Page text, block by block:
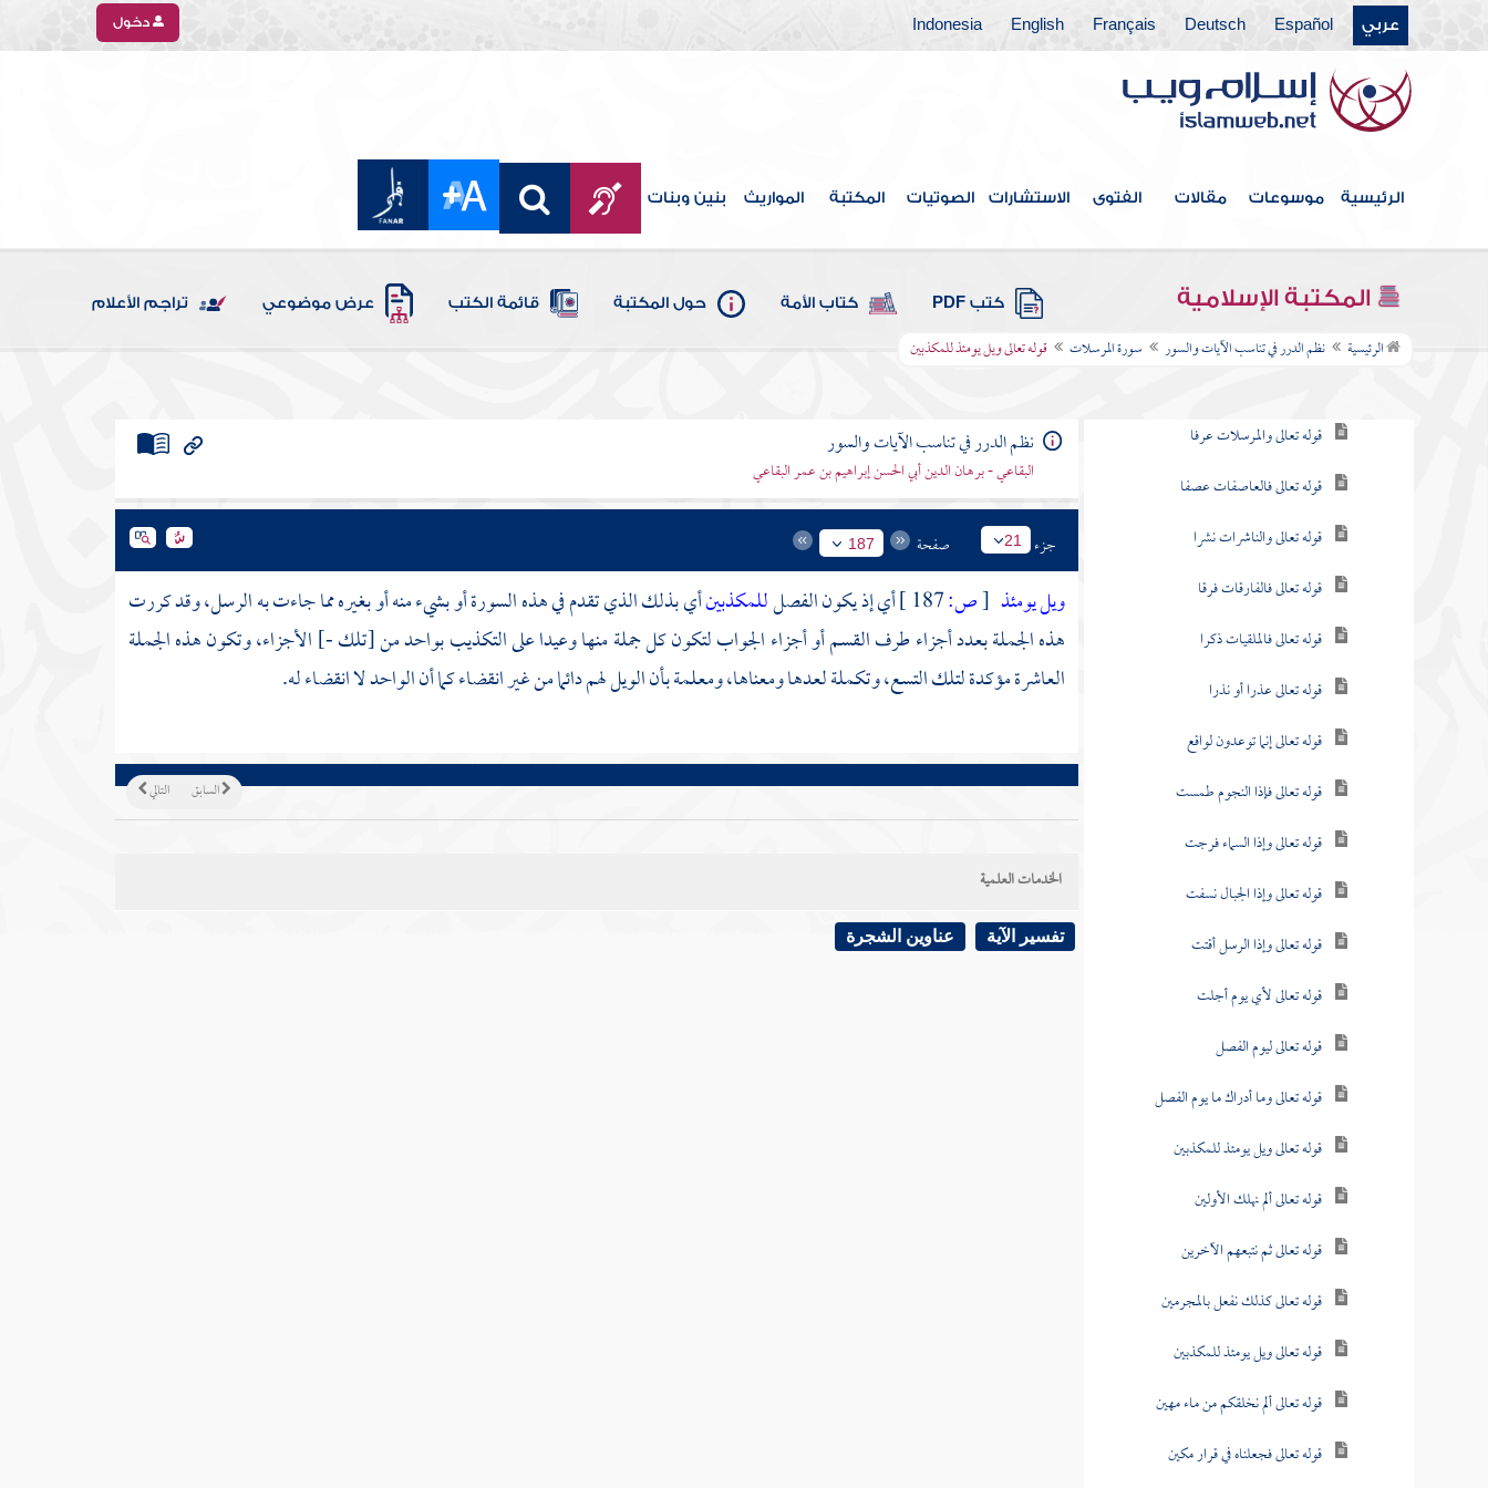
عربي Español
Deutsch
Français
English
Indonesia دخول
الرئيسية موسوعات مقالات الفتوى الاستشارات الصوتيات المكتبة المواريث بنين وبنات
المكتبة الإسلامية كتب PDF كتاب الأمة حول المكتبة قائمة الكتب عرض موضوعي تراجم الأعلام
الرئيسية نظم الدرر في تناسب الآيات والسور سورة المرسلات قوله تعالى ويل يومئذ للمكذبين
سورة نوح
سورة الجن
سورة المزمل
سورة المدثر
سورة القيامة
سورة الإنسان
سورة المرسلات
قوله تعالى والمرسلات عرفا
قوله تعالى فالعاصفات عصفا
قوله تعالى والناشرات نشرا
قوله تعالى فالفارقات فرقا
قوله تعالى فالملقيات ذكرا
قوله تعالى عذرا أو نذرا
قوله تعالى إنما توعدون لواقع
قوله تعالى فإذا النجوم طمست
قوله تعالى وإذا السماء فرجت
قوله تعالى وإذا الجبال نسفت
قوله تعالى وإذا الرسل أقتت
قوله تعالى لأي يوم أجلت
قوله تعالى ليوم الفصل
قوله تعالى وما أدراك ما يوم الفصل
قوله تعالى ويل يومئذ للمكذبين
قوله تعالى ألم نهلك الأولين
قوله تعالى ثم نتبعهم الآخرين
قوله تعالى كذلك نفعل بالمجرمين
قوله تعالى ويل يومئذ للمكذبين
قوله تعالى ألم نخلقكم من ماء مهين
قوله تعالى فجعلناه في قرار مكين
نظم الدرر في تناسب الآيات والسور
البقاعي - برهان الدين أبي الحسن إبراهيم بن عمر البقاعي
جزء 21 صفحة 187
ويل يومئذ [ص: أي إذ يكون الفصلللمكذبينأي بذلك الذي تقدم في هذه السورة أو بشيء منه أو بغيره مما جاءت به الرسل، وقد كررت
هذه الجملة بعدد أجزاء طرف القسم أو أجزاء الجواب لتكون كل جملة منها وعيدا على التكذيب بواحد من [تلك -] الأجزاء، وتكون هذه الجملة
العاشرة مؤكدة لتلك التسع، وتكملة لعدها ومعناها، ومعلمة بأن الويل لهم دائما من غير انقضاء كما أن الواحد لا انقضاء له.
التالي السابق
الخدمات العلمية
تفسير الآية عناوين الشجرة